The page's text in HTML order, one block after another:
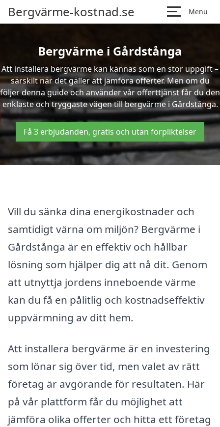
Bergvärme-kostnad.se Menu
Bergvärme i Gårdstånga
Att installera bergvärme kan kännas som en stor uppgift –
särskilt när det gäller att jämföra offerter. Men om du
följer denna guide och använder vår offerttjänst får du den
enklaste och tryggaste vägen till bergvärme i Gårdstånga.
Få 3 erbjudanden, gratis och utan förpliktelser
Vill du sänka dina energikostnader och
samtidigt värna om miljön? Bergvärme i
Gårdstånga är en effektiv och hållbar
lösning som hjälper dig att nå dit. Genom
att utnyttja jordens inneboende värme
kan du få en pålitlig och kostnadseffektiv
uppvärmning av ditt hem.
Att installera bergvärme är en investering
som lönar sig över tid, men valet av rätt
företag är avgörande för resultaten. Här
på vår plattform får du möjlighet att
jämföra olika offerter och hitta ett företag